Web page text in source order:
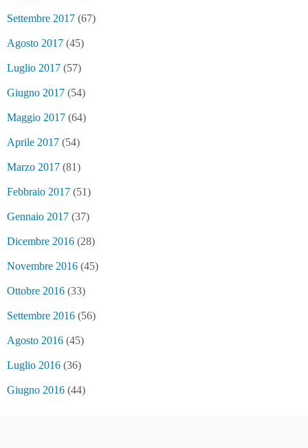
Settembre 2017 (67)
Agosto 2017 (45)
Luglio 2017 (57)
Giugno 2017 (54)
Maggio 2017 (64)
Aprile 2017 (54)
Marzo 2017 (81)
Febbraio 2017 (51)
Gennaio 2017 (37)
Dicembre 2016 (28)
Novembre 2016 (45)
Ottobre 2016 (33)
Settembre 2016 (56)
Agosto 2016 (45)
Luglio 2016 (36)
Giugno 2016 (44)